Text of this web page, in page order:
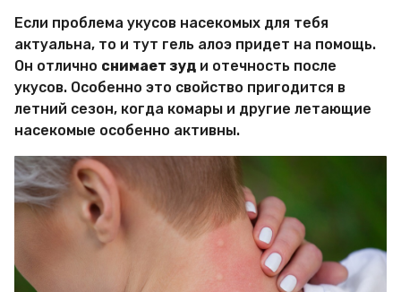
Если проблема укусов насекомых для тебя
актуальна, то и тут гель алоэ придет на помощь.
Он отлично снимает зуд и отечность после
укусов. Особенно это свойство пригодится в
летний сезон, когда комары и другие летающие
насекомые особенно активны.